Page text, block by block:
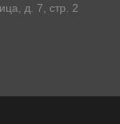
д. 7, стр. 2